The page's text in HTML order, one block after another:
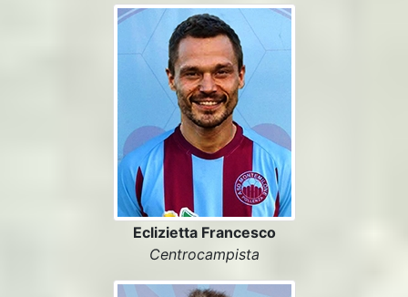
Eclizietta Francesco
Centrocampista